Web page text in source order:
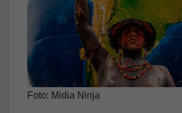
Foto: Midia Ninja